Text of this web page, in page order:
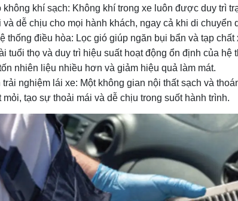
khí sạch: Không khí trong xe luôn được duy trì
và dễ chịu cho mọi hành khách, ngay cả khi di chuyển
thống điều hòa: Lọc gió giúp ngăn bụi bẩn và tạp
tuổi thọ và duy trì hiệu suất hoạt động ổn định của
nhiên liệu nhiều hơn và giảm hiệu quả làm mát.
trải nghiệm lái xe: Một không gian nội thất sạch và
mỏi, tạo sự thoải mái và dễ chịu trong suốt hành trình.